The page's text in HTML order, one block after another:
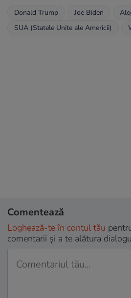
Donald Trump Joe Biden
SUA (Statele Unite ale Americii)
Comentează
Loghează-te în contul tău
comentarii și a te alătura